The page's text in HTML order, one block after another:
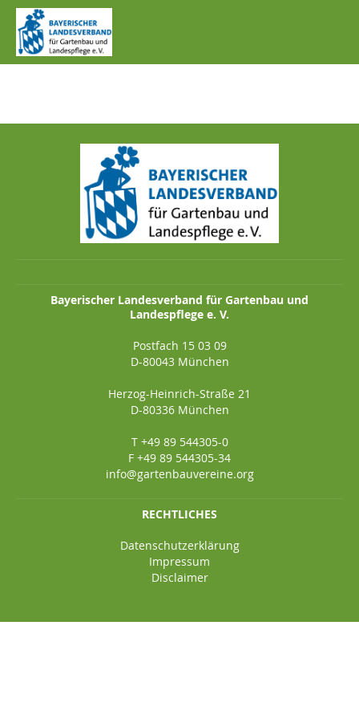
IMG_1106.JPG
Bayerischer Landesverband für Gartenbau und
Landespflege e. V.
Postfach 15 03 09
D-80043 München
Herzog-Heinrich-Straße 21
D-80336 München
T +49 89 544305-0
F +49 89 544305-34
info@gartenbauvereine.org
RECHTLICHES
Datenschutzerklärung
Impressum
Disclaimer